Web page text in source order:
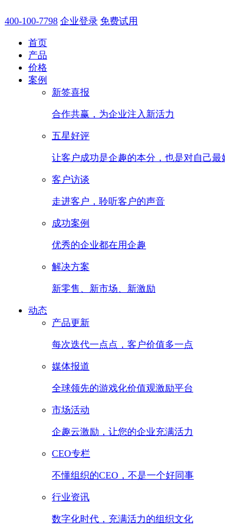
400-100-7798 企业登录 免费试用
首页
产品
价格
案例
新签喜报
合作共赢，为企业注入新活力
五星好评
让客户成功是企趣的本分，也是对自己最
客户访谈
走进客户，聆听客户的声音
成功案例
优秀的企业都在用企趣
解决方案
新零售、新市场、新激励
动态
产品更新
每次迭代一点点，客户价值多一点
媒体报道
全球领先的游戏化价值观激励平台
市场活动
企趣云激励，让您的企业充满活力
CEO专栏
不懂组织的CEO，不是一个好同事
行业资讯
数字化时代，充满活力的组织文化